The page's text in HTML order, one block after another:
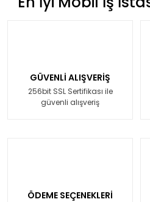
GÜVENLİ ALIŞVERİŞ
256bit SSL Sertifikası ile
güvenli alışveriş
ÖDEME SEÇENEKLERİ